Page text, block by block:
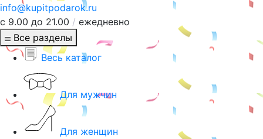
info@kupitpodarok.ru
с 9.00 до 21.00 / ежедневно
Все разделы
Весь каталог
Для мужчин
Для женщин